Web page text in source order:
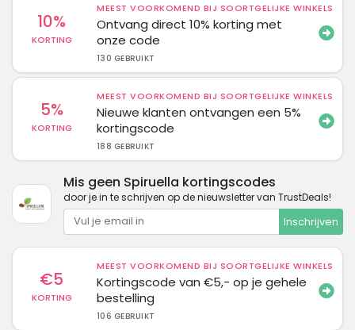
10%
KORTING
MEEST VOORKOMEND BIJ SOORTGELIJKE WINKELS
Ontvang direct 10% korting met
onze code
130 GEBRUIKT
5%
KORTING
MEEST VOORKOMEND BIJ SOORTGELIJKE WINKELS
Nieuwe klanten ontvangen een 5%
kortingscode
188 GEBRUIKT
Mis geen Spiruella kortingscodes
door je in te schrijven op de nieuwsletter van TrustDeals!
Inschrijven
€5
KORTING
MEEST VOORKOMEND BIJ SOORTGELIJKE WINKELS
Kortingscode van €5,- op je gehele
bestelling
106 GEBRUIKT